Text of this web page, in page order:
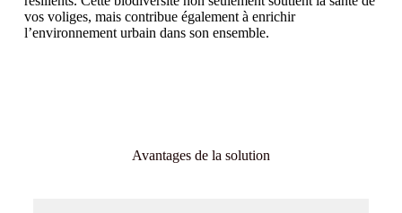
vos voliges, mais contribue également à enrichir
l’environnement urbain dans son ensemble.
Avantages de la solution